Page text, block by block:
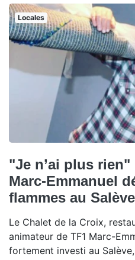
Locales
"Je n’ai plus
Marc-Emmanuel
flammes au Salève
Le Chalet de la Croix,
animateur de TF1 Marc-
fortement investi au